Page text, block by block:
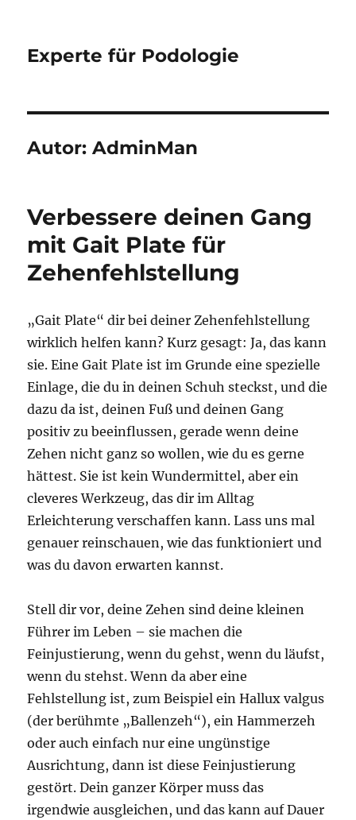
Experte für Podologie
Autor:AdminMan
Verbessere deinen Gang
mit Gait Plate für
Zehenfehlstellung
„Gait Plate“ dir bei deiner Zehenfehlstellung
wirklich helfen kann? Kurz gesagt: Ja, das kann
sie. Eine Gait Plate ist im Grunde eine spezielle
Einlage, die du in deinen Schuh steckst, und die
dazu da ist, deinen Fuß und deinen Gang
positiv zu beeinflussen, gerade wenn deine
Zehen nicht ganz so wollen, wie du es gerne
hättest. Sie ist kein Wundermittel, aber ein
cleveres Werkzeug, das dir im Alltag
Erleichterung verschaffen kann. Lass uns mal
genauer reinschauen, wie das funktioniert und
was du davon erwarten kannst.
Stell dir vor, deine Zehen sind deine kleinen
Führer im Leben – sie machen die
Feinjustierung, wenn du gehst, wenn du läufst,
wenn du stehst. Wenn da aber eine
Fehlstellung ist, zum Beispiel ein Hallux valgus
(der berühmte „Ballenzeh“), ein Hammerzeh
oder auch einfach nur eine ungünstige
Ausrichtung, dann ist diese Feinjustierung
gestört. Dein ganzer Körper muss das
irgendwie ausgleichen, und das kann auf Dauer